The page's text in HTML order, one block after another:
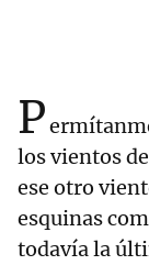
P
los vientos
ese otro
esquinas
todavía la